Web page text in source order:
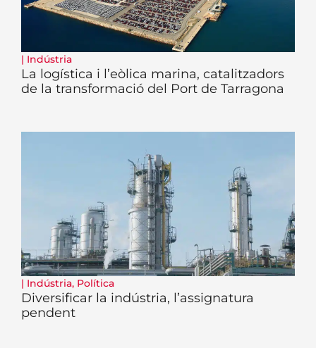
| Indústria
La logística i l’eòlica marina, catalitzadors
de la transformació del Port de Tarragona
| Indústria, Política
Diversificar la indústria, l’assignatura
pendent